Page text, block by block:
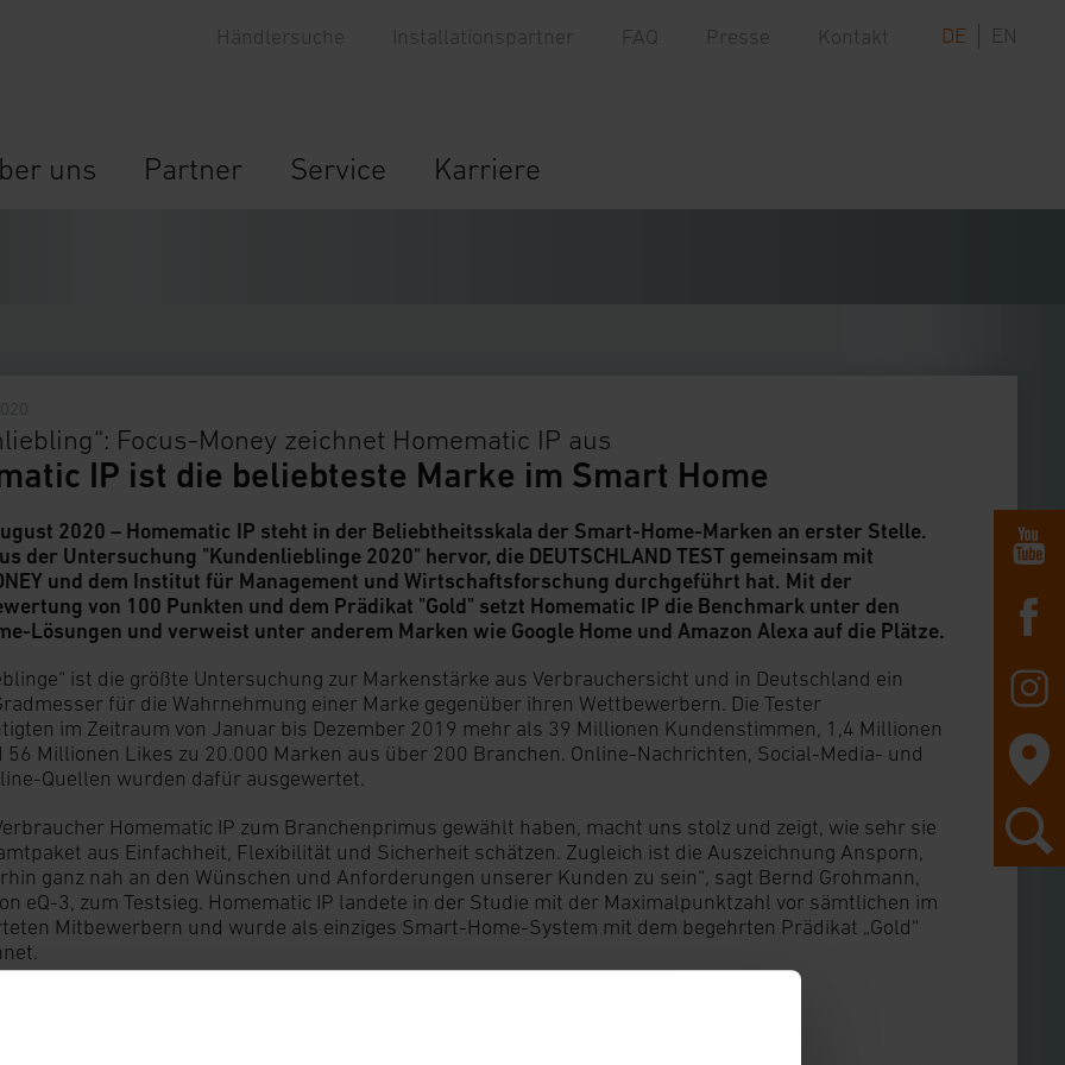
uns Partner Service Karriere
Händlersuche Installationspartner FAQ Presse Kontakt DE EN
IP ist die beliebteste Marke im Smart Home
Focus-Money zeichnet Homematic IP aus
2020 – Homematic IP steht in der Beliebtheitsskala der Smart-Home-Marken an erster Stelle.
der Untersuchung "Kundenlieblinge 2020" hervor, die DEUTSCHLAND TEST gemeinsam mit
und dem Institut für Management und Wirtschaftsforschung durchgeführt hat. Mit der
von 100 Punkten und dem Prädikat "Gold" setzt Homematic IP die Benchmark unter den
Lösungen und verweist unter anderem Marken wie Google Home und Amazon Alexa auf die Plätze.
ist die größte Untersuchung zur Markenstärke aus Verbrauchersicht und in Deutschland ein
für die Wahrnehmung einer Marke gegenüber ihren Wettbewerbern. Die Tester
im Zeitraum von Januar bis Dezember 2019 mehr als 39 Millionen Kundenstimmen, 1,4 Millionen
56 Millionen Likes zu 20.000 Marken aus über 200 Branchen. Online-Nachrichten, Social-Media- und
Quellen wurden dafür ausgewertet.
Homematic IP zum Branchenprimus gewählt haben, macht uns stolz und zeigt, wie sehr sie
aus Einfachheit, Flexibilität und Sicherheit schätzen. Zugleich ist die Auszeichnung Ansporn,
ganz nah an den Wünschen und Anforderungen unserer Kunden zu sein“, sagt Bernd Grohmann,
eQ-3, zum Testsieg. Homematic IP landete in der Studie mit der Maximalpunktzahl vor sämtlichen im
Mitbewerbern und wurde als einziges Smart-Home-System mit dem begehrten Prädikat „Gold“